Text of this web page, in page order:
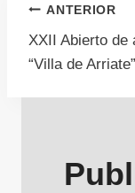
de
ANTERIOR
XXII Abierto de
“Villa de Arriate”